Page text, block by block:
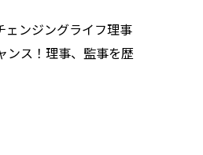
ェンジングライフ理事
ンス！理事、監事を歴